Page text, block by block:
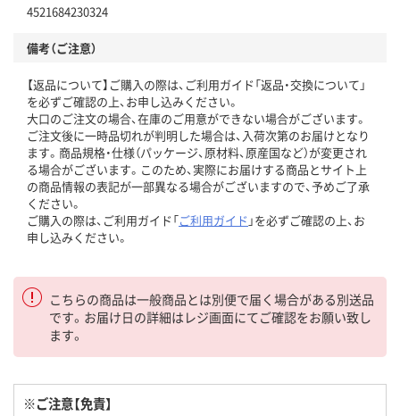
4521684230324
備考（ご注意）
【返品について】ご購入の際は、ご利用ガイド「返品・交換について」
を必ずご確認の上、お申し込みください。
大口のご注文の場合、在庫のご用意ができない場合がございます。
ご注文後に一時品切れが判明した場合は、入荷次第のお届けとなり
ます。商品規格・仕様（パッケージ、原材料、原産国など）が変更され
る場合がございます。このため、実際にお届けする商品とサイト上
の商品情報の表記が一部異なる場合がございますので、予めご了承
ください。
ご購入の際は、ご利用ガイド「ご利用ガイド 」を必ずご確認の上、お
申し込みください。
こちらの商品は一般商品とは別便で届く場合がある別送品
です。お届け日の詳細はレジ画面にてご確認をお願い致し
ます。
※ご注意【免責】